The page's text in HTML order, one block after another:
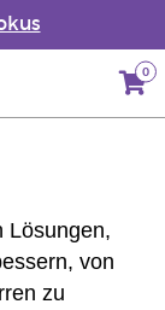
0
Lösungen,
von
zu